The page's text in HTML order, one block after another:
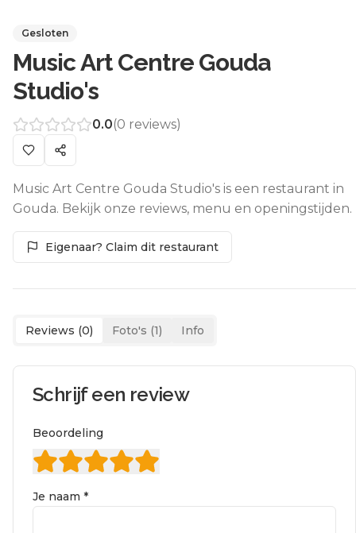
Gesloten
Music Art Centre Gouda
Studio's
0.0(0 reviews)
Music Art Centre Gouda Studio's is een restaurant in
Gouda. Bekijk onze reviews, menu en openingstijden.
Eigenaar? Claim dit restaurant
Reviews (0) Foto's (1) Info
Schrijf een review
Beoordeling
Je naam *